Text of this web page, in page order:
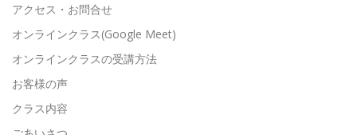
アクセス・お問合せ
オンラインクラス(Google Meet)
オンラインクラスの受講方法
お客様の声
クラス内容